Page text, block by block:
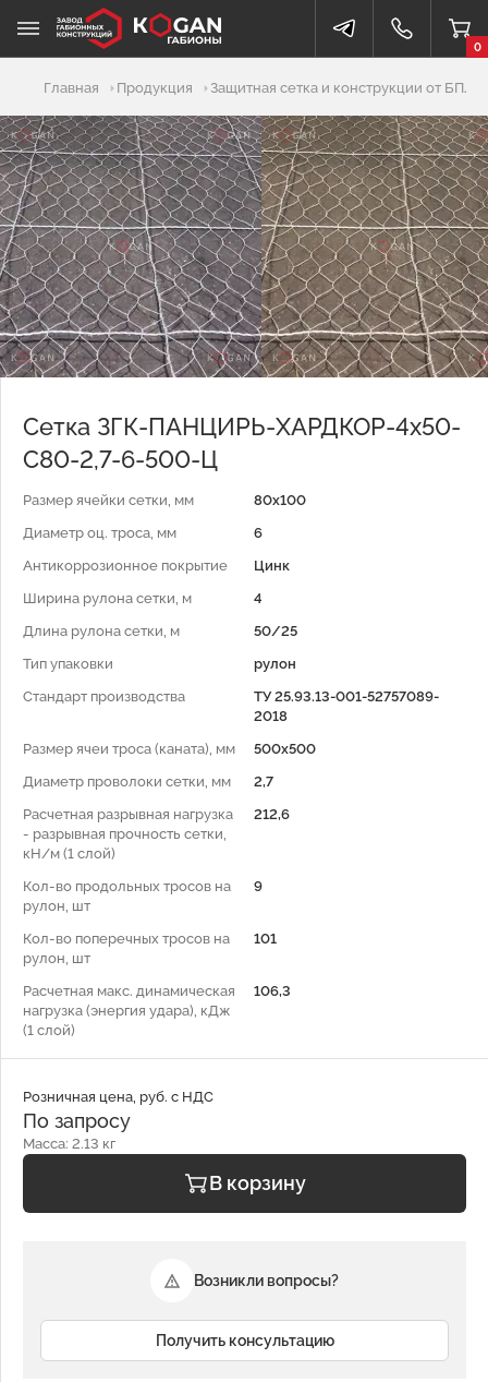
0
Добавлено в корзину
Главная Продукция Защитная сетка и конструкции от БПЛА
Сетка ЗГК-ПАНЦИРЬ-ХАРДКОР-4х50-
С80-2,7-6-500-Ц
Размер ячейки сетки, мм
80х100
Диаметр оц. троса, мм
6
Антикоррозионное покрытие
Цинк
Ширина рулона сетки, м
4
Длина рулона сетки, м
50/25
Тип упаковки
рулон
Стандарт производства
ТУ 25.93.13-001-52757089-
2018
Размер ячеи троса (каната), мм
500х500
Диаметр проволоки сетки, мм
2,7
Расчетная разрывная нагрузка
- разрывная прочность сетки,
кН/м (1 слой)
212,6
Кол-во продольных тросов на
рулон, шт
9
Кол-во поперечных тросов на
рулон, шт
101
Расчетная макс. динамическая
нагрузка (энергия удара), кДж
(1 слой)
106,3
Розничная цена, руб. с НДС
По запросу
Масса: 2.13 кг
В корзину
Возникли вопросы?
Получить консультацию